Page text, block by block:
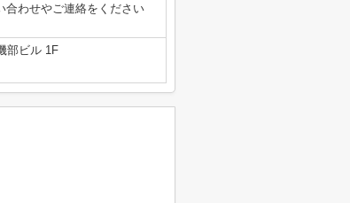
合わせやご連絡をください
部ビル 1F